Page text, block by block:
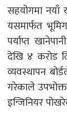
सहयोगमा नयाँ
यसमार्फत
पर्याप्त
देखि ४ करोड
व्यवस्थापन
गरेकाले
इन्जिनियर